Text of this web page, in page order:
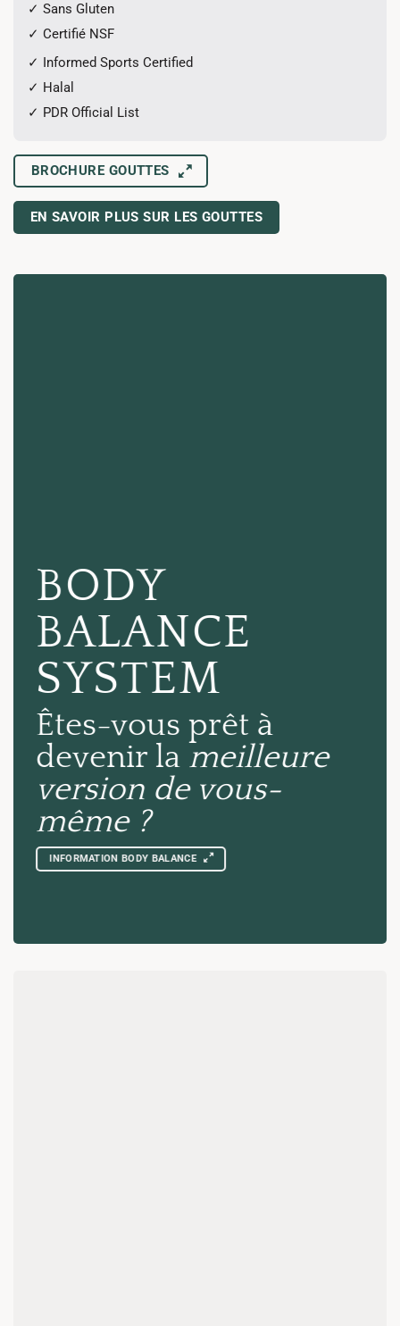
✓ Sans Gluten
✓ Certifié NSF
✓ Informed Sports Certified
✓ Halal
✓ PDR Official List
BROCHURE GOUTTES
EN SAVOIR PLUS SUR LES GOUTTES
BODY
BALANCE
SYSTEM
Êtes-vous prêt à
devenir la meilleure
version de vous-
même ?
INFORMATION BODY BALANCE